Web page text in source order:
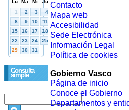
Consulta
simple
Contacto
Mapa web
Accesibilidad
Sede Electrónica
Información Legal
Política de cookies
Gobierno Vasco
Página de inicio
Conoce el Gobierno
Departamentos y